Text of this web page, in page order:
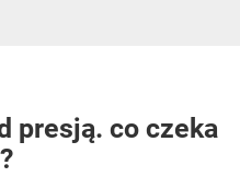
presją. co czeka